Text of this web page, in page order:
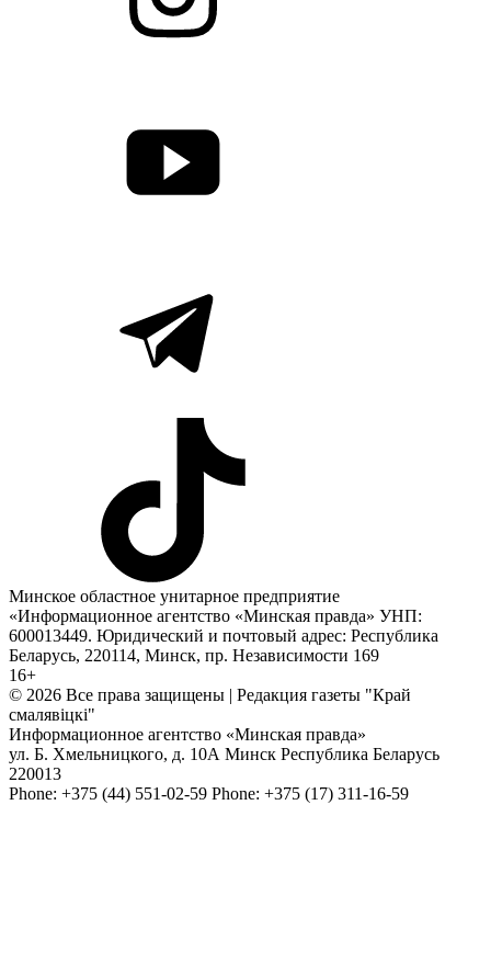
Минское областное унитарное предприятие
«Информационное агентство «Минская правда» УНП:
600013449. Юридический и почтовый адрес: Республика
Беларусь, 220114, Минск, пр. Независимости 169
16+
© 2026 Все права защищены | Редакция газеты "Край
смалявiцкi"
Информационное агентство «Минская правда»
ул. Б. Хмельницкого, д. 10А Минск Республика Беларусь
220013
Phone: +375 (44) 551-02-59 Phone: +375 (17) 311-16-59